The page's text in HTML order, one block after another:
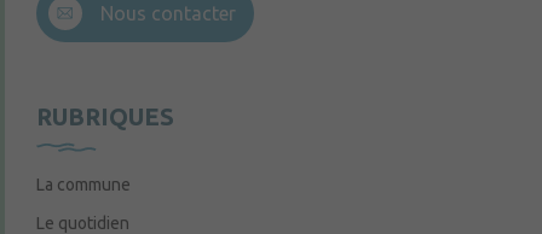
Nous contacter
RUBRIQUES
La commune
Le quotidien